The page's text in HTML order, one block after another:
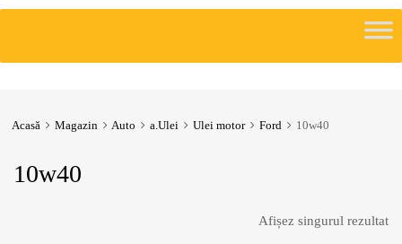
Acasă Magazin Auto a.Ulei Ulei motor Ford 10w40
10w40
Afișez singurul rezultat